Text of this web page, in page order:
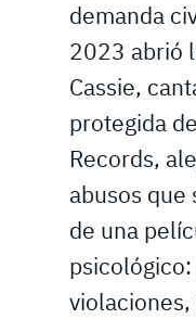
demanda
2023 abrió
Cassie,
protegida
Records,
abusos que
de una
violaciones,